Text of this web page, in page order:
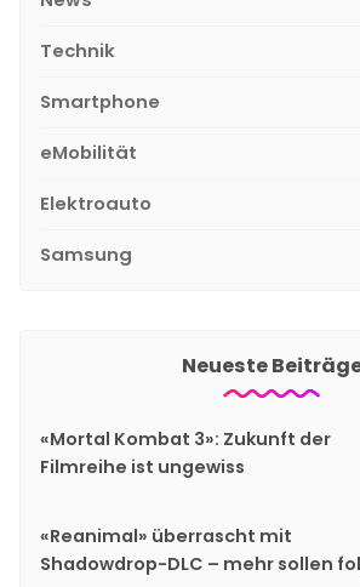
Technik
Smartphone
eMobilität
Elektroauto
Samsung
Neueste
«Mortal Kombat 3»: Zukunft der
Filmreihe ist ungewiss
«Reanimal» überrascht mit
Shadowdrop-DLC – mehr sollen